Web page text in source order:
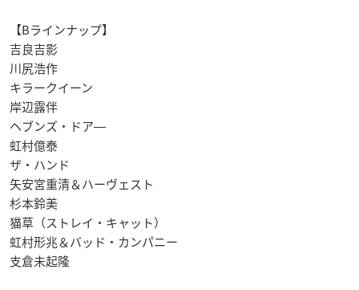
【Bラインナップ】
吉良吉影
川尻浩作
キラークイーン
岸辺露伴
ヘブンズ・ドア―
虹村億泰
ザ・ハンド
矢安宮重清＆ハーヴェスト
杉本鈴美
猫草（ストレイ・キャット）
虹村形兆＆バッド・カンパニー
支倉未起隆